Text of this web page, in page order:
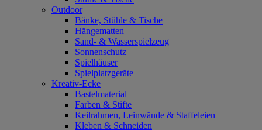
Outdoor
Bänke, Stühle & Tische
Hängematten
Sand- & Wasserspielzeug
Sonnenschutz
Spielhäuser
Spielplatzgeräte
Kreativ-Ecke
Bastelmaterial
Farben & Stifte
Keilrahmen, Leinwände & Staffeleien
Kleben & Schneiden